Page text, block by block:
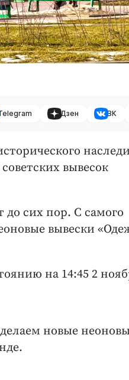
Дзен ВК
вывесок
до сих пор. С самого
вывески
на 14:45 2
новые